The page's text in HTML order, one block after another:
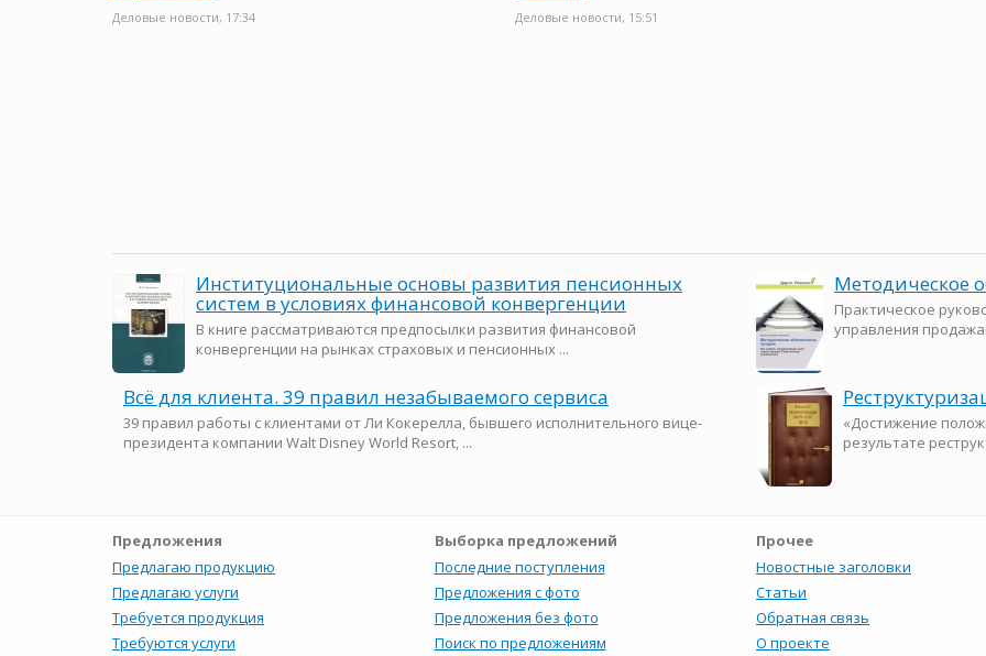
Деловые новости, 17:34 Деловые новости, 15:51
Институциональные основы развития пенсионных
систем в условиях финансовой конвергенции
В книге рассматриваются предпосылки развития финансовой
конвергенции на рынках страховых и пенсионных ...
Методическое
Практическое
управления
Всё для клиента. 39 правил незабываемого сервиса
39 правил работы с клиентами от Ли Кокерелла, бывшего исполнительного вице-
президента компании Walt Disney World Resort, ...
«Достижение
результате
Предложения
Предлагаю продукцию
Предлагаю услуги
Требуется продукция
Требуются услуги
Выборка предложений
Последние поступления
Предложения с фото
Предложения без фото
Поиск по предложениям
Прочее
Новостные заголовки
Статьи
Обратная связь
О проекте